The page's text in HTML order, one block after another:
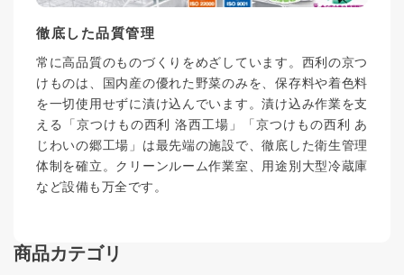
徹底した品質管理
常に高品質のものづくりをめざしています。西利の京つ
けものは、国内産の優れた野菜のみを、保存料や着色料
を一切使用せずに漬け込んでいます。漬け込み作業を支
える「京つけもの西利 洛西工場」「京つけもの西利 あ
じわいの郷工場」は最先端の施設で、徹底した衛生管理
体制を確立。クリーンルーム作業室、用途別大型冷蔵庫
など設備も万全です。
商品カテゴリ